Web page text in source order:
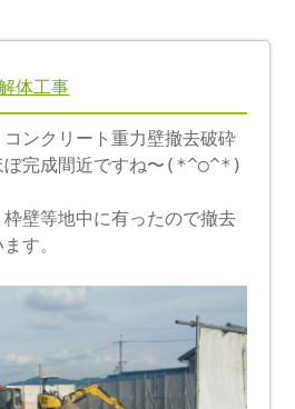
体工事
ンクリート重力壁撤去破砕
ぼ完成間近ですね〜(*^◯^*)
壁等地中に有ったので撤去
す。